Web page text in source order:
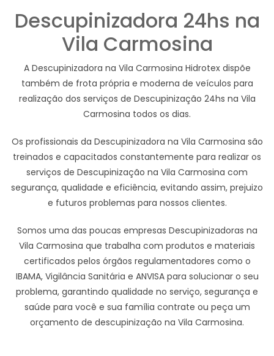
Descupinizadora 24hs na
Vila Carmosina
A Descupinizadora na Vila Carmosina Hidrotex dispõe
também de frota própria e moderna de veículos para
realização dos serviços de Descupinização 24hs na Vila
Carmosina todos os dias.
Os profissionais da Descupinizadora na Vila Carmosina são
treinados e capacitados constantemente para realizar os
serviços de Descupinização na Vila Carmosina com
segurança, qualidade e eficiência, evitando assim, prejuizo
e futuros problemas para nossos clientes.
Somos uma das poucas empresas Descupinizadoras na
Vila Carmosina que trabalha com produtos e materiais
certificados pelos órgãos regulamentadores como o
IBAMA, Vigilância Sanitária e ANVISA para solucionar o seu
problema, garantindo qualidade no serviço, segurança e
saúde para você e sua família contrate ou peça um
orçamento de descupinização na Vila Carmosina.